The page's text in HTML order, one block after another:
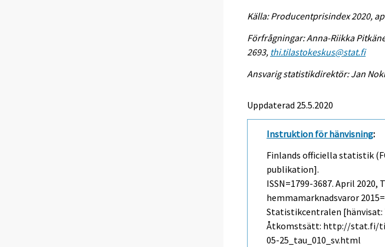
Källa: Producentprisindex 2020,
Förfrågningar: Anna-Riikka
2693, thi.tilastokeskus@stat.fi
Ansvarig statistikdirektör: Jan
Uppdaterad 25.5.2020
Instruktion för hänvisning:
Finlands officiella statistik
publikation].
ISSN=1799-3687.April 2020,
hemmamarknadsvaror
Statistikcentralen [hänvisat:
Åtkomstsätt: http://stat.fi/
05-25_tau_010_sv.html